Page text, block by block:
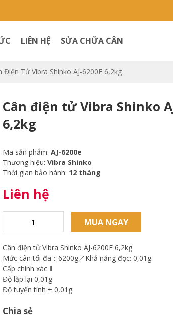
LIÊN HỆ SỬA CHỮA CÂN
Điện Tử Vibra Shinko AJ-6200E 6,2kg
Cân điện tử Vibra Shinko
6,2kg
Mã sản phẩm: AJ-6200e
Thương hiệu: Vibra Shinko
Thời gian bảo hành: 12 tháng
Liên hệ
MUA NGAY
Cân điện tử Vibra Shinko AJ-6200E 6,2kg
Mức cân tối đa：6200g／Khả năng đọc: 0,01g
Cấp chính xác Ⅱ
Độ lặp lại 0,01g
Độ tuyến tính ± 0,01g
Chia sẻ